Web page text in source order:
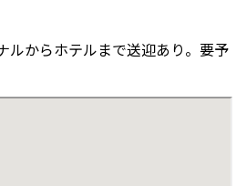
ルからホテルまで送迎あり。要予